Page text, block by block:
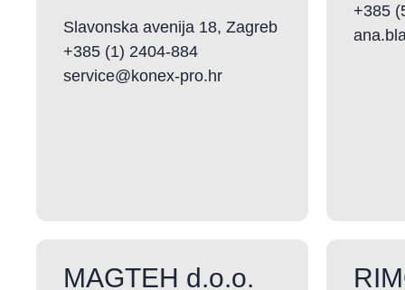
Slavonska avenija 18, Zagreb
+385 (1) 2404-884
service@konex-pro.hr
+385
MAGTEH d.o.o.